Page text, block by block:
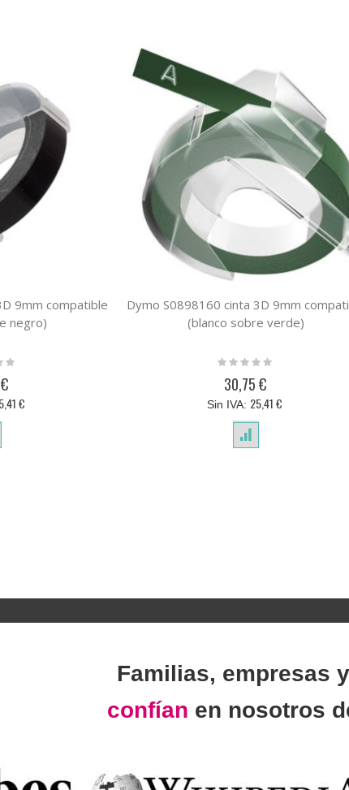
9mm compatible
negro)
€
Dymo S0898160 cinta 3D 9mm
(blanco sobre verde)
Rating:
30,75 €
25,41 €
Familias, empresas
confían en nosotros